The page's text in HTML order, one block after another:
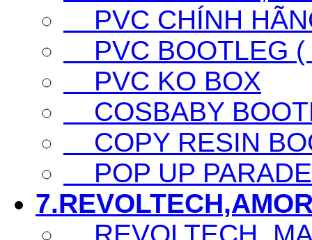
PVC CHÍNH
PVC BOOTLEG (
PVC KO BOX
COSBABY
COPY RESIN
POP UP PARADE